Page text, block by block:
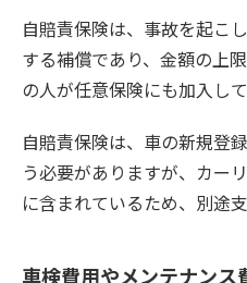
自賠責保険は、事故を起こ
する補償であり、金額の上
の人が任意保険にも加入して
自賠責保険は、車の新規登
う必要がありますが、カー
に含まれているため、別途
車検費用やメンテナンス